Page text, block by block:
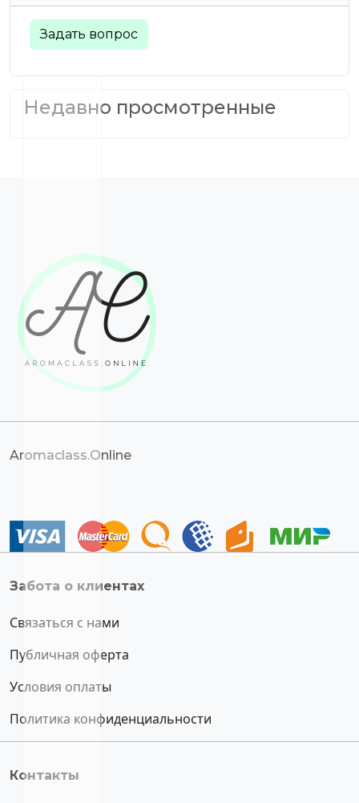
Задать вопрос
Недавно просмотренные
Aromaclass.Online
Забота о клиентах
Связаться с нами
Публичная оферта
Условия оплаты
Политика конфиденциальности
Контакты